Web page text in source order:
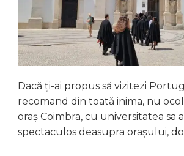
Dacă ți-ai propus să vizitezi
recomand din toată inima, nu
oraș Coimbra, cu universitatea sa
spectaculos deasupra orașului,